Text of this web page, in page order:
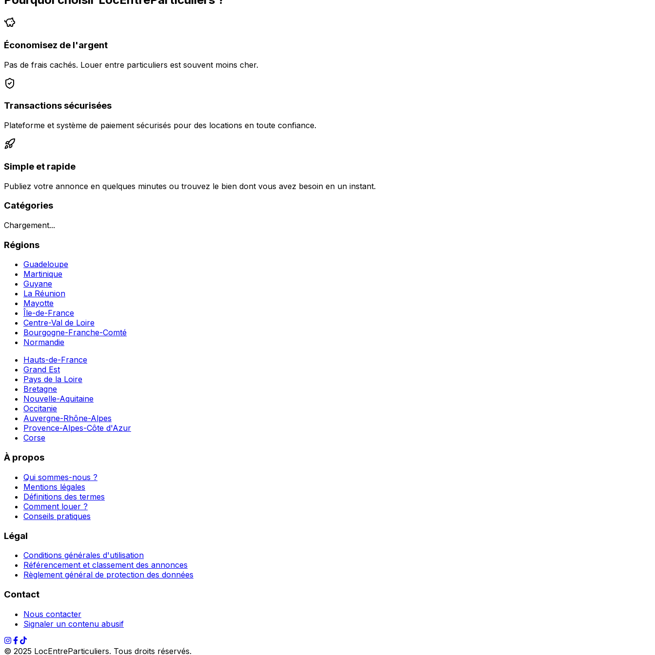
Économisez de l'argent
Pas de frais cachés. Louer entre particuliers est souvent moins cher.
Transactions sécurisées
Plateforme et système de paiement sécurisés pour des locations en toute confiance.
Simple et rapide
Publiez votre annonce en quelques minutes ou trouvez le bien dont vous avez besoin en un instant.
Catégories
Chargement...
Régions
Guadeloupe
Martinique
Guyane
La Réunion
Mayotte
Île-de-France
Centre-Val de Loire
Bourgogne-Franche-Comté
Normandie
Hauts-de-France
Grand Est
Pays de la Loire
Bretagne
Nouvelle-Aquitaine
Occitanie
Auvergne-Rhône-Alpes
Provence-Alpes-Côte d'Azur
Corse
À propos
Qui sommes-nous ?
Mentions légales
Définitions des termes
Comment louer ?
Conseils pratiques
Légal
Conditions générales d'utilisation
Référencement et classement des annonces
Règlement général de protection des données
Contact
Nous contacter
Signaler un contenu abusif
© 2025 LocEntreParticuliers. Tous droits réservés.